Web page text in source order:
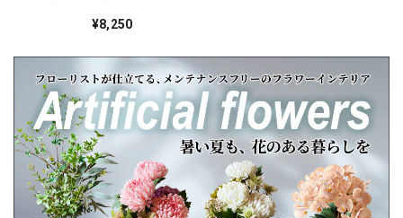
のご利用を心よりお待ちしております。 このた
心を伝える花 キモチ 「ありがとう ARIGATO」 6600
姉の誕生日に花束を注文しました。 予め希望やイメージを
伝えたところ、レアなバラを入れて下さり、ワンランクアッ
ンテリアやプランタ
バーやクラフトに
¥8,250